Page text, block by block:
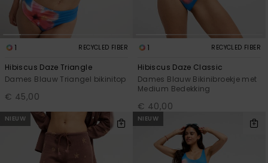
1 RECYCLED FIBER
Hibiscus Daze Triangle
Dames Blauw Triangel bikinitop
€ 45,00
1 RECYCLED FIBER
Hibiscus Daze Classic
Dames Blauw Bikinibroekje met
Medium Bedekking
€ 40,00
NIEUW NIEUW